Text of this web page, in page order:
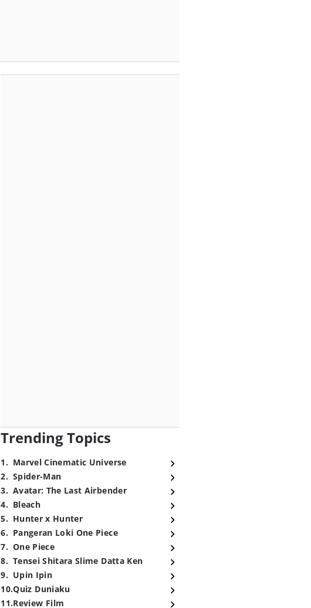
Trending Topics
1. Marvel Cinematic Universe
2. Spider-Man
3. Avatar: The Last Airbender
4. Bleach
5. Hunter x Hunter
6. Pangeran Loki One Piece
7. One Piece
8. Tensei Shitara Slime Datta Ken
9. Upin Ipin
10.Quiz Duniaku
11.Review Film